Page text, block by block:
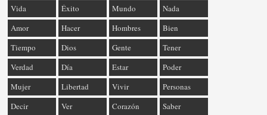
Vida Éxito Mundo
Nada
Amor
Hacer Hombres
Bien
Tiempo
Dios Gente
Tener
Verdad
Día Estar
Poder
Mujer
Libertad Vivir
Personas
Decir
Ver Corazón Saber